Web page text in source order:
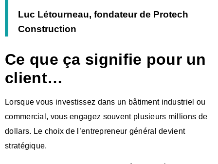
Luc Létourneau, fondateur de Protech
Construction
Ce que ça signifie pour un
client…
Lorsque vous investissez dans un bâtiment industriel ou
commercial, vous engagez souvent plusieurs millions de
dollars. Le choix de l’entrepreneur général devient
stratégique.